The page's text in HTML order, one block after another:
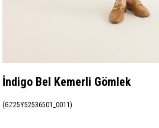
İndigo Bel Kemerli Gömlek
(GZ25Y52536501_0011)